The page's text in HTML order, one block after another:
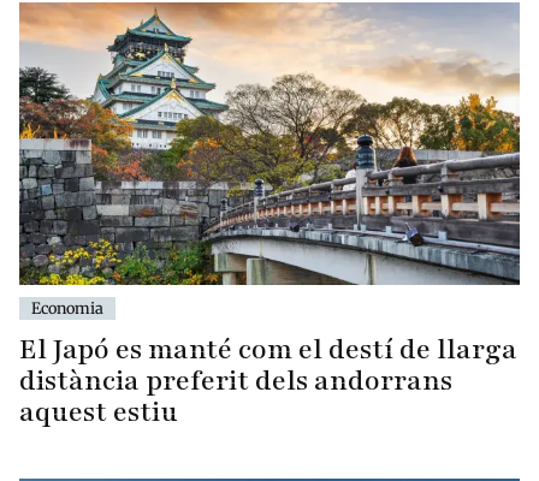
Economia
El Japó es manté com el destí de llarga
distància preferit dels andorrans
aquest estiu